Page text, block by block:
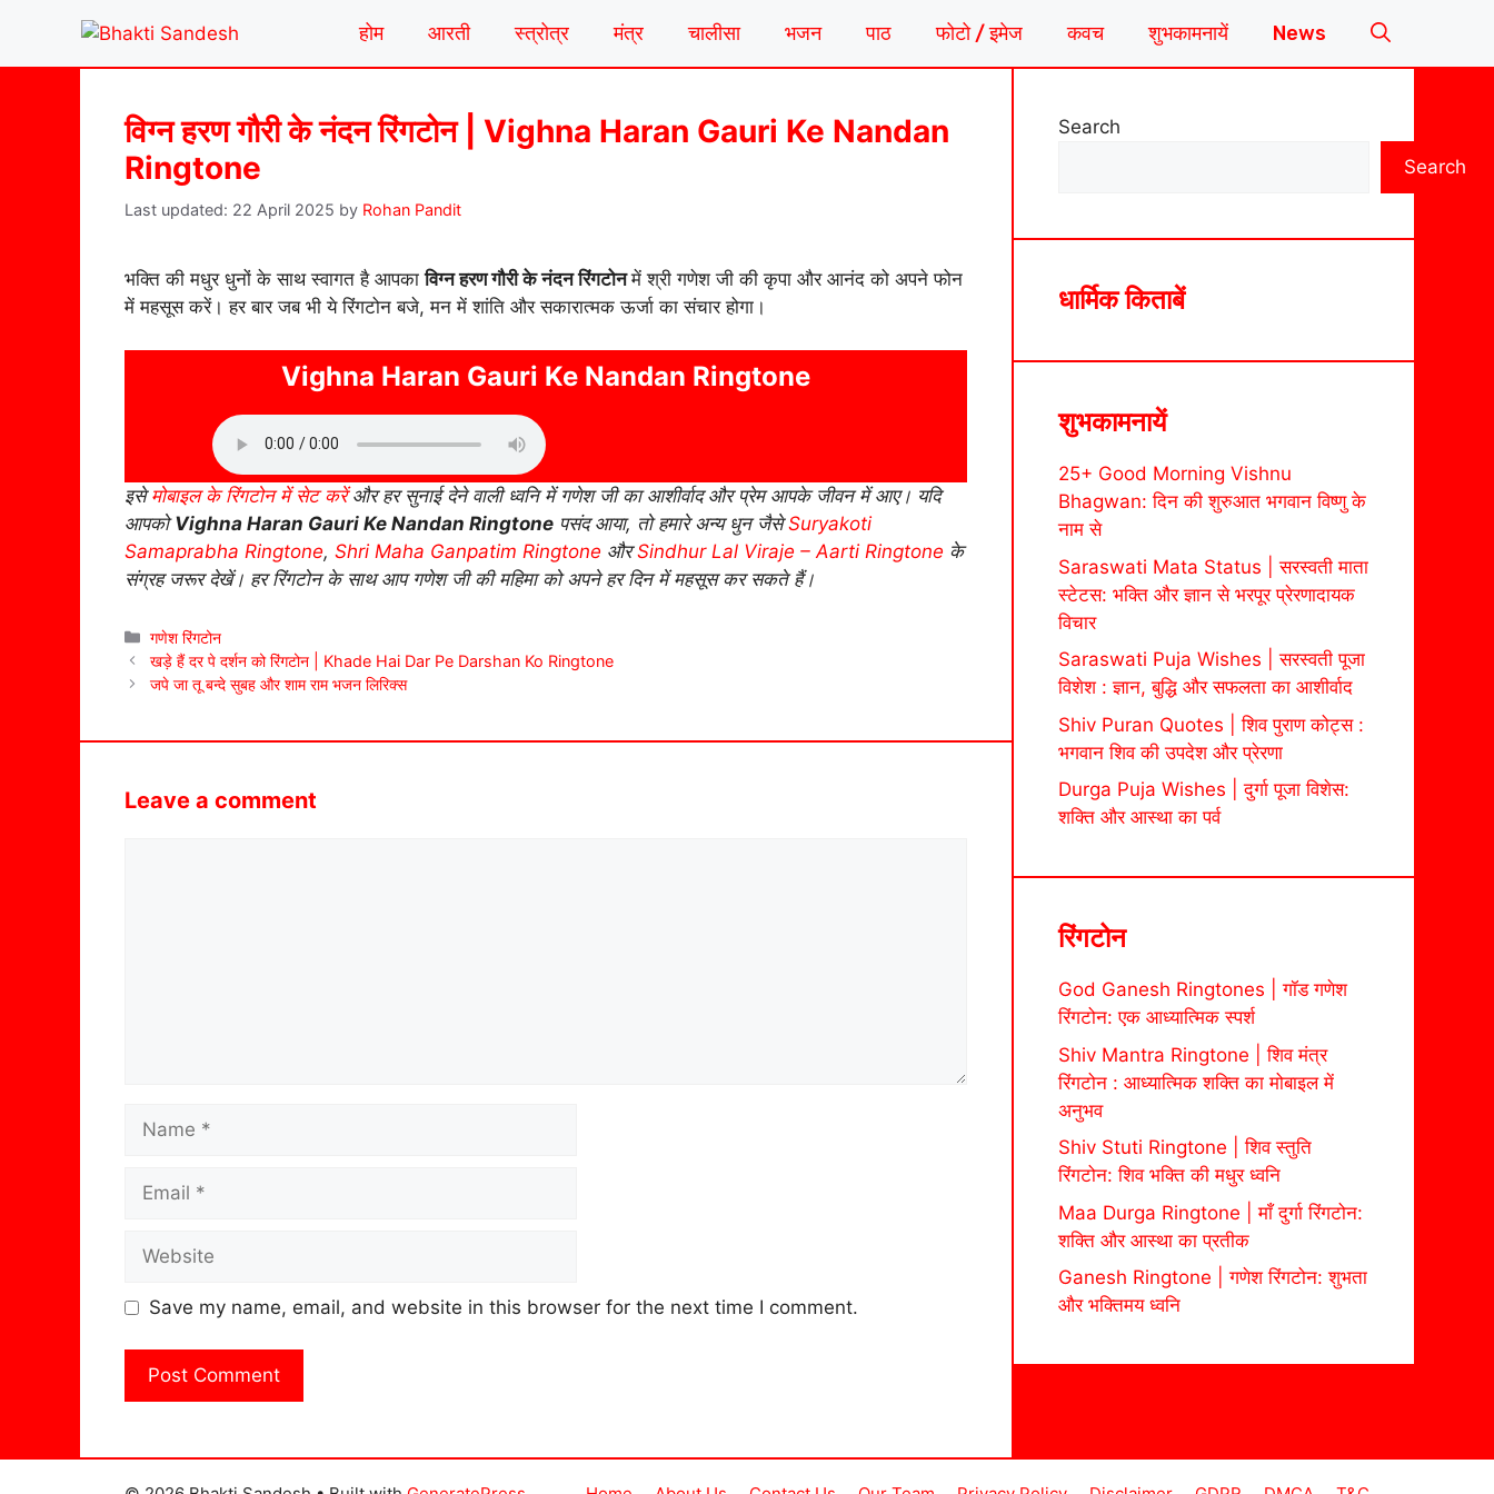
content
होम आरती स्त्रोत्र मंत्र चालीसा भजन पाठ फोटो / इमेज कवच शुभकामनायें News
विग्न हरण गौरी के नंदन रिंगटोन | Vighna Haran Gauri Ke Nandan
Ringtone
22 April 2025 by Rohan Pandit
भक्ति की मधुर धुनों के साथ स्वागत है आपकाविग्न हरण गौरी के नंदन रिंगटोनमें श्री गणेश जी की कृपा और आनंद को अपने फोन
में महसूस करें। हर बार जब भी ये रिंगटोन बजे, मन में शांति और सकारात्मक ऊर्जा का संचार होगा।
Vighna Haran Gauri Ke Nandan Ringtone
इसेमोबाइल के रिंगटोन में सेट करेंऔर हर सुनाई देने वाली ध्वनि में गणेश जी का आशीर्वाद और प्रेम आपके जीवन में आए। यदि
आपकोVighna Haran Gauri Ke Nandan Ringtone पसंद आया, तो हमारे अन्य धुन जैसेSuryakoti
Samaprabha Ringtone, Shri Maha Ganpatim Ringtone औरSindhur Lal Viraje – Aarti Ringtone के
संग्रह जरूर देखें। हर रिंगटोन के साथ आप गणेश जी की महिमा को अपने हर दिन में महसूस कर सकते हैं।
Categories
गणेश रिंगटोन
खड़े हैं दर पे दर्शन को रिंगटोन | Khade Hai Dar Pe Darshan Ko Ringtone
जपे जा तू बन्दे सुबह और शाम राम भजन लिरिक्स
Leave a comment
Save my name, email, and website in this browser for the next time I comment.
Search
Search
धार्मिक किताबें
शुभकामनायें
25+ Good Morning Vishnu
Bhagwan: दिन की शुरुआत भगवान विष्णु के
नाम से
Saraswati Mata Status | सरस्वती माता
स्टेटस: भक्ति और ज्ञान से भरपूर प्रेरणादायक
विचार
Saraswati Puja Wishes | सरस्वती पूजा
विशेश : ज्ञान, बुद्धि और सफलता का आशीर्वाद
Shiv Puran Quotes | शिव पुराण कोट्स :
भगवान शिव की उपदेश और प्रेरणा
Durga Puja Wishes | दुर्गा पूजा विशेस:
शक्ति और आस्था का पर्व
रिंगटोन
God Ganesh Ringtones | गॉड गणेश
रिंगटोन: एक आध्यात्मिक स्पर्श
Shiv Mantra Ringtone | शिव मंत्र
रिंगटोन : आध्यात्मिक शक्ति का मोबाइल में
अनुभव
Shiv Stuti Ringtone | शिव स्तुति
रिंगटोन: शिव भक्ति की मधुर ध्वनि
Maa Durga Ringtone | माँ दुर्गा रिंगटोन:
शक्ति और आस्था का प्रतीक
Ganesh Ringtone | गणेश रिंगटोन: शुभता
और भक्तिमय ध्वनि